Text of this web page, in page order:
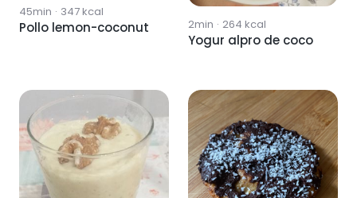
45min · 347kcal
Pollo lemon-coconut 2min · 264 kcal
Yogur alpro de coco